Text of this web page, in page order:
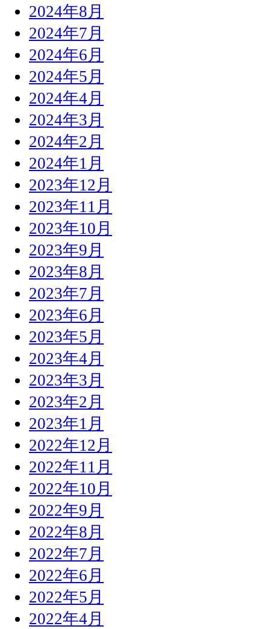
2024年8月
2024年7月
2024年6月
2024年5月
2024年4月
2024年3月
2024年2月
2024年1月
2023年12月
2023年11月
2023年10月
2023年9月
2023年8月
2023年7月
2023年6月
2023年5月
2023年4月
2023年3月
2023年2月
2023年1月
2022年12月
2022年11月
2022年10月
2022年9月
2022年8月
2022年7月
2022年6月
2022年5月
2022年4月